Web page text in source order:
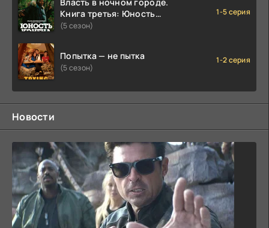
Книга третья: Юность
Кэнена
(5 сезон)
1-5 серия
Попытка — не пытка
(5 сезон)
1-2 серия
Новости